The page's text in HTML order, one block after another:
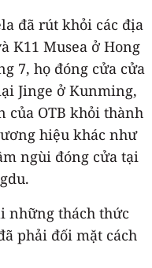
đã rút khỏi các địa
K11 Musea ở Hong
7, họ đóng cửa cửa
Jinge ở Kunming,
của OTB khỏi thành
hiệu khác như
ngùi đóng cửa tại
những thách thức
phải đối mặt cách